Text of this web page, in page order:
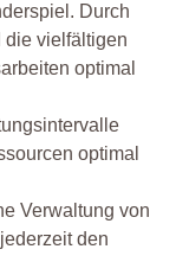
Durch
die vielfältigen
optimal
optimal
Verwaltung von
den